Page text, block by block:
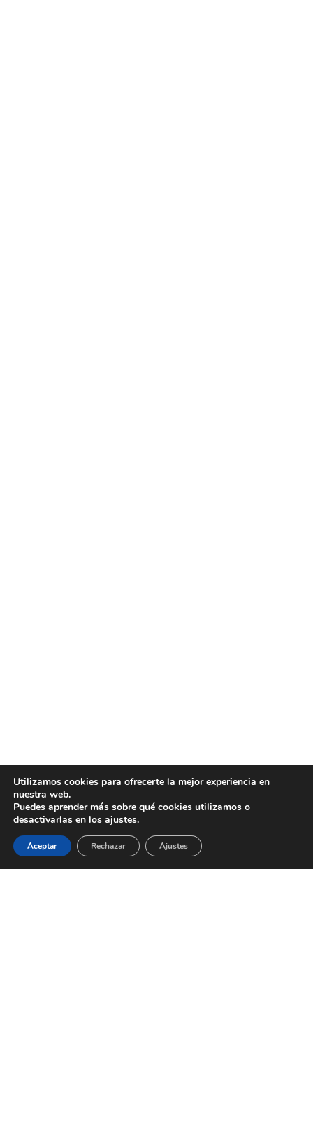
Utilizamos cookies para ofrecerte la mejor experiencia en
nuestra web.
Puedes aprender más sobre qué cookies utilizamos o
desactivarlas en los ajustes.
Aceptar Rechazar Ajustes